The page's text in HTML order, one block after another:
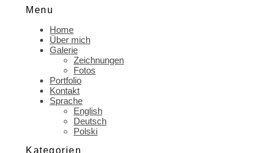
Menu
Home
Über mich
Galerie
Zeichnungen
Fotos
Portfolio
Kontakt
Sprache
English
Deutsch
Polski
Kategorien